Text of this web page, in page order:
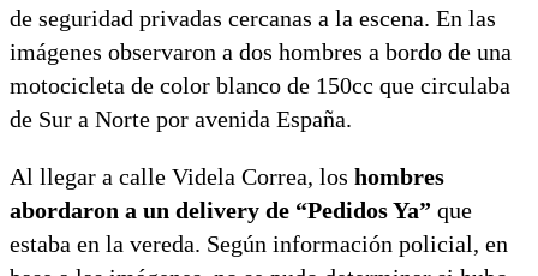
de seguridad privadas cercanas a la escena. En las
imágenes observaron a dos hombres a bordo de una
motocicleta de color blanco de 150cc que circulaba
de Sur a Norte por avenida España.
Al llegar a calle Videla Correa, los hombres
abordaron a un delivery de “Pedidos Ya” que
estaba en la vereda. Según información policial, en